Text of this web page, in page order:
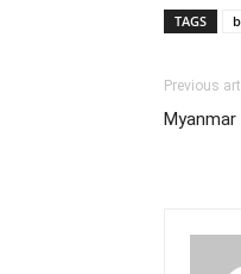
TAGS
Previous